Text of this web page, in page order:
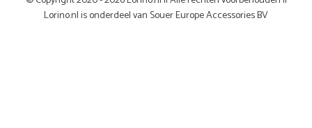
Lorino.nl is onderdeel van Souer Europe Accessories BV